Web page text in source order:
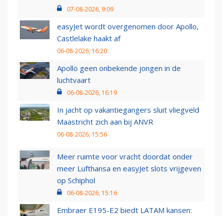
07-08-2026, 9:09
easyJet wordt overgenomen door Apollo,
Castlelake haakt af
06-08-2026, 16:20
Apollo geen onbekende jongen in de
luchtvaart
06-08-2026, 16:19
In jacht op vakantiegangers sluit vliegveld
Maastricht zich aan bij ANVR
06-08-2026, 15:56
Meer ruimte voor vracht doordat onder
meer Lufthansa en easyJet slots vrijgeven
op Schiphol
06-08-2026, 15:16
Embraer E195-E2 biedt LATAM kansen: